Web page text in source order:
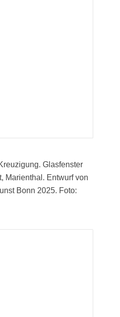
Glasfenster
Marienthal. Entwurf von
Bonn 2025. Foto: